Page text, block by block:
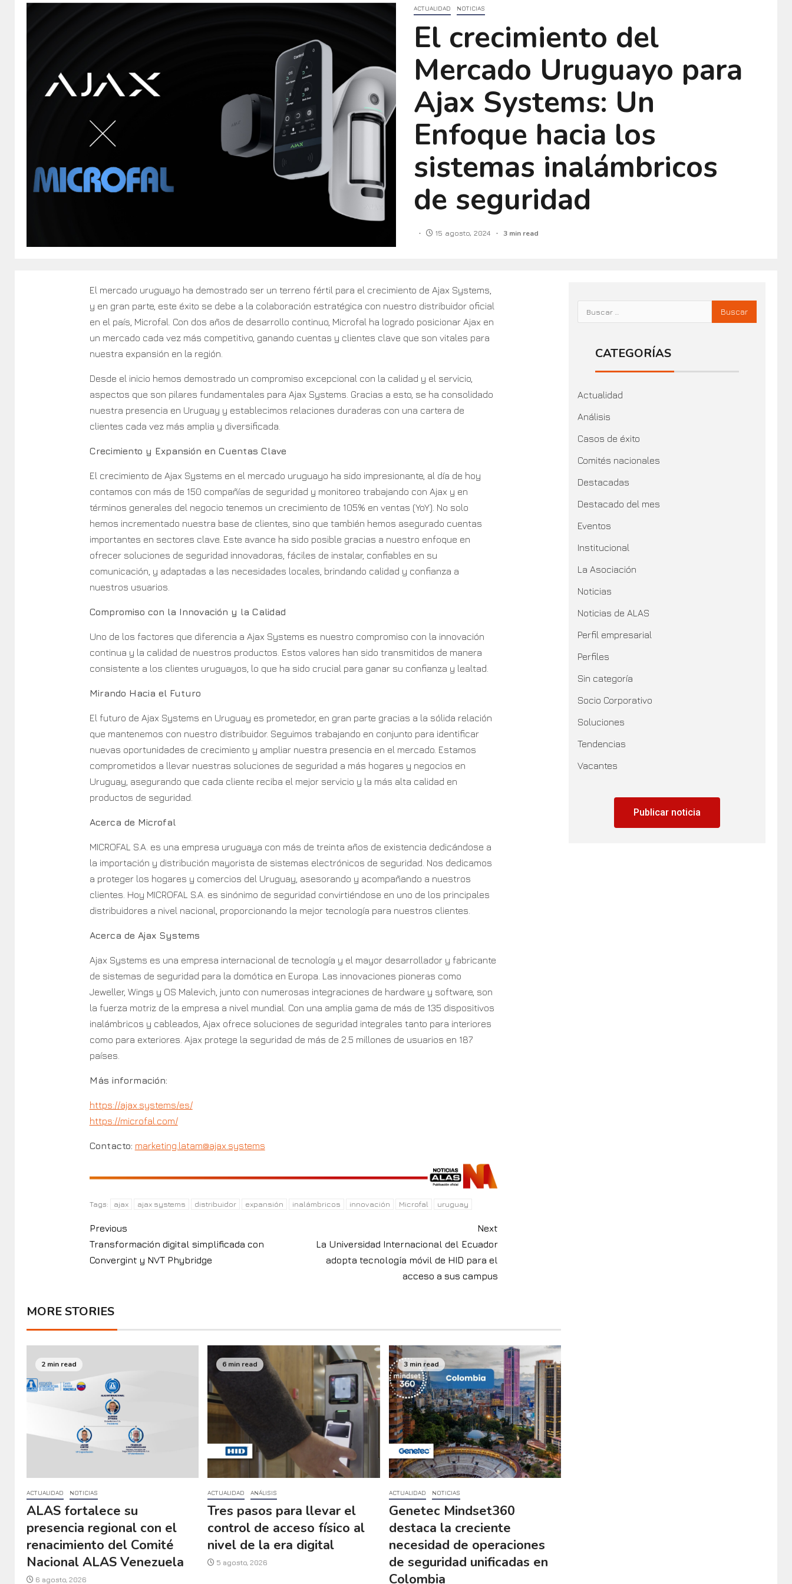
ACTUALIDAD NOTICIAS
El crecimiento del
Mercado Uruguayo para
Ajax Systems: Un
Enfoque hacia los
sistemas inalámbricos
de seguridad
15 agosto, 2024 3 min read
El mercado uruguayo ha demostrado ser un terreno fértil para el crecimiento de Ajax Systems,
y en gran parte, este éxito se debe a la colaboración estratégica con nuestro distribuidor oficial
en el país, Microfal. Con dos años de desarrollo continuo, Microfal ha logrado posicionar Ajax en
un mercado cada vez más competitivo, ganando cuentas y clientes clave que son vitales para
nuestra expansión en la región.
Desde el inicio hemos demostrado un compromiso excepcional con la calidad y el servicio,
aspectos que son pilares fundamentales para Ajax Systems. Gracias a esto, se ha consolidado
nuestra presencia en Uruguay y establecimos relaciones duraderas con una cartera de
clientes cada vez más amplia y diversificada.
Crecimiento y Expansión en Cuentas Clave
El crecimiento de Ajax Systems en el mercado uruguayo ha sido impresionante, al día de hoy
contamos con más de 150 compañías de seguridad y monitoreo trabajando con Ajax y en
términos generales del negocio tenemos un crecimiento de 105% en ventas (YoY). No solo
hemos incrementado nuestra base de clientes, sino que también hemos asegurado cuentas
importantes en sectores clave. Este avance ha sido posible gracias a nuestro enfoque en
ofrecer soluciones de seguridad innovadoras, fáciles de instalar, confiables en su
comunicación, y adaptadas a las necesidades locales, brindando calidad y confianza a
nuestros usuarios.
Compromiso con la Innovación y la Calidad
Uno de los factores que diferencia a Ajax Systems es nuestro compromiso con la innovación
continua y la calidad de nuestros productos. Estos valores han sido transmitidos de manera
consistente a los clientes uruguayos, lo que ha sido crucial para ganar su confianza y lealtad.
Mirando Hacia el Futuro
El futuro de Ajax Systems en Uruguay es prometedor, en gran parte gracias a la sólida relación
que mantenemos con nuestro distribuidor. Seguimos trabajando en conjunto para identificar
nuevas oportunidades de crecimiento y ampliar nuestra presencia en el mercado. Estamos
comprometidos a llevar nuestras soluciones de seguridad a más hogares y negocios en
Uruguay, asegurando que cada cliente reciba el mejor servicio y la más alta calidad en
productos de seguridad.
Acerca de Microfal
MICROFAL S.A. es una empresa uruguaya con más de treinta años de existencia dedicándose a
la importación y distribución mayorista de sistemas electrónicos de seguridad. Nos dedicamos
a proteger los hogares y comercios del Uruguay, asesorando y acompañando a nuestros
clientes. Hoy MICROFAL S.A. es sinónimo de seguridad convirtiéndose en uno de los principales
distribuidores a nivel nacional, proporcionando la mejor tecnología para nuestros clientes.
Acerca de Ajax Systems
Ajax Systems es una empresa internacional de tecnología y el mayor desarrollador y fabricante
de sistemas de seguridad para la domótica en Europa. Las innovaciones pioneras como
Jeweller, Wings y OS Malevich, junto con numerosas integraciones de hardware y software, son
la fuerza motriz de la empresa a nivel mundial. Con una amplia gama de más de 135 dispositivos
inalámbricos y cableados, Ajax ofrece soluciones de seguridad integrales tanto para interiores
como para exteriores. Ajax protege la seguridad de más de 2.5 millones de usuarios en 187
países.
Más información:
https://ajax.systems/es/
https://microfal.com/
Contacto: marketing.latam@ajax.systems
Tags: ajax ajax systems distribuidor expansión inalámbricos innovación Microfal uruguay
Previous
Transformación digital simplificada con
Convergint y NVT Phybridge
Next
La Universidad Internacional del Ecuador
adopta tecnología móvil de HID para el
acceso a sus campus
MORE STORIES
2 min read
ACTUALIDAD NOTICIAS
ALAS fortalece su
presencia regional con el
renacimiento del Comité
Nacional ALAS Venezuela
6 agosto, 2026
6 min read
ACTUALIDAD ANÁLISIS
Tres pasos para llevar el
control de acceso físico al
nivel de la era digital
5 agosto, 2026
3 min read
ACTUALIDAD NOTICIAS
Genetec Mindset360
destaca la creciente
necesidad de operaciones
de seguridad unificadas en
Colombia
CATEGORÍAS
Actualidad
Análisis
Casos de éxito
Comités nacionales
Destacadas
Destacado del mes
Eventos
Institucional
La Asociación
Noticias
Noticias de ALAS
Perfil empresarial
Perfiles
Sin categoría
Socio Corporativo
Soluciones
Tendencias
Vacantes
Publicar noticia